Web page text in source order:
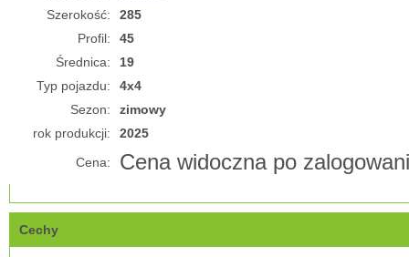
Szerokość:
285
Profil:
45
Średnica:
19
Typ pojazdu:
4x4
Sezon:
zimowy
rok produkcji:
2025
Cena:
Cena widoczna po
Cechy